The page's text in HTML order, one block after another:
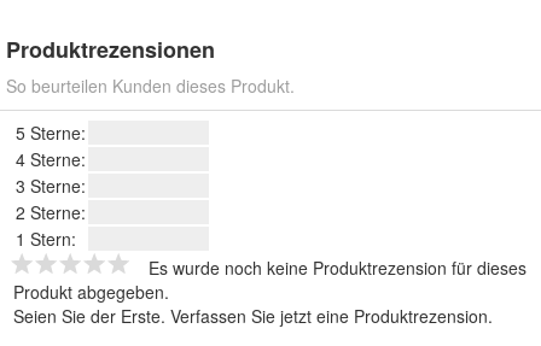
Produktrezensionen
So beurteilen Kunden dieses Produkt.
5 Sterne:
4 Sterne:
3 Sterne:
2 Sterne:
1 Stern:
Es wurde noch keine Produktrezension für dieses
Produkt abgegeben.
Seien Sie der Erste. Verfassen Sie jetzt eine Produktrezension.